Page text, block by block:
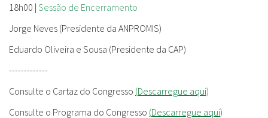
18h00 | Sessão de Encerramento
Jorge Neves (Presidente da ANPROMIS)
Eduardo Oliveira e Sousa (Presidente da CAP)
-------------
Consulte o Cartaz do Congresso (Descarregue aqui)
Consulte o Programa do Congresso (Descarregue aqui)